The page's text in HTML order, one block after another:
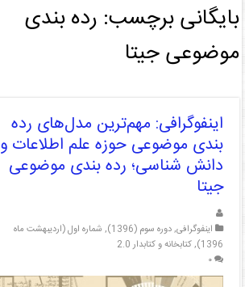
بایگانی برچسب: رده بندی
موضوعی جیتا
اینفوگرافی: مهم‌ترین مدل‌های رده
بندی موضوعی حوزه علم اطلاعات و
دانش شناسی؛ رده بندی موضوعی
جیتا
اینفوگرافی,دوره سوم (1396) , شماره اول (اردیبهشت ماه
1396)
,کتابخانه و کتابدار 2.0
۰